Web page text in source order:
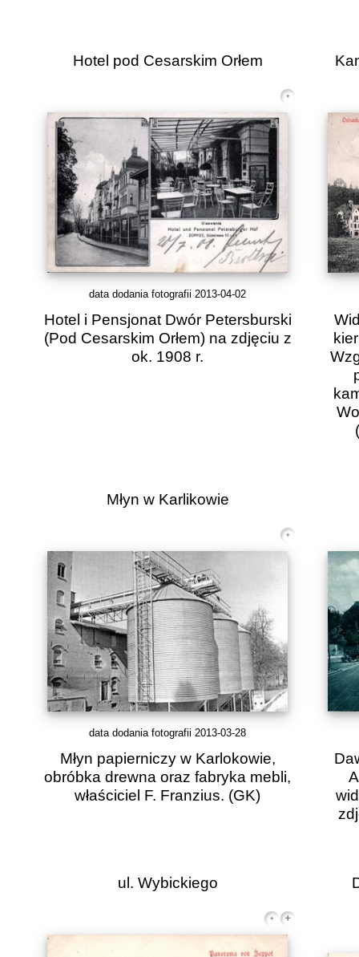
Hotel pod Cesarskim Orłem
data dodania fotografii 2013-04-02
Hotel i Pensjonat Dwór Petersburski
(Pod Cesarskim Orłem) na zdjęciu z
ok. 1908 r.
Młyn w Karlikowie
data dodania fotografii 2013-03-28
Młyn papierniczy w Karlokowie,
obróbka drewna oraz fabryka mebli,
właściciel F. Franzius. (GK)
ul. Wybickiego